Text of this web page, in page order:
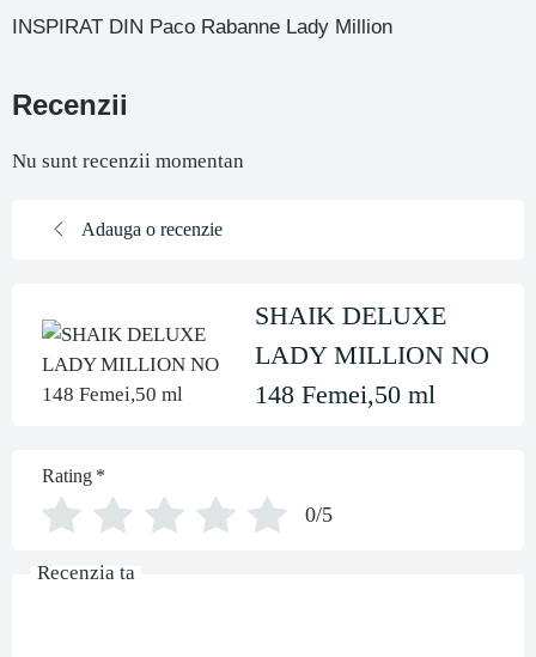
INSPIRAT DIN Paco Rabanne Lady Million
Recenzii
Nu sunt recenzii momentan
Adauga o recenzie
SHAIK DELUXE
LADY MILLION NO
148 Femei,50 ml
Rating *
0/5
Recenzia ta